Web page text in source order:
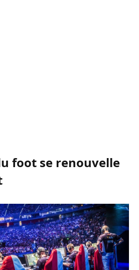
foot se renouvelle